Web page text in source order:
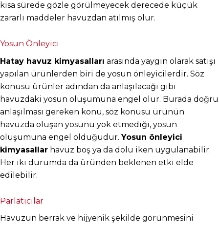
kısa sürede gözle görülmeyecek derecede küçük
zararlı maddeler havuzdan atılmış olur.
Yosun Önleyici
Hatay havuz kimyasalları arasında yaygın olarak satışı
yapılan ürünlerden biri de yosun önleyicilerdir. Söz
konusu ürünler adından da anlaşılacağı gibi
havuzdaki yosun oluşumuna engel olur. Burada doğru
anlaşılması gereken konu, söz konusu ürünün
havuzda oluşan yosunu yok etmediği, yosun
oluşumuna engel olduğudur. Yosun önleyici
kimyasallar havuz boş ya da dolu iken uygulanabilir.
Her iki durumda da üründen beklenen etki elde
edilebilir.
Parlatıcılar
Havuzun berrak ve hijyenik şekilde görünmesini